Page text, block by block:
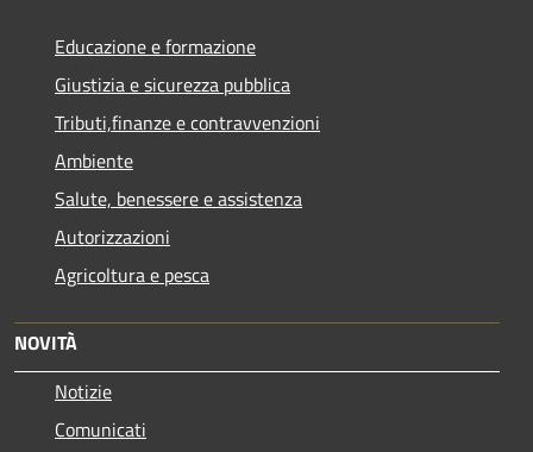
Educazione e formazione
Giustizia e sicurezza pubblica
Tributi,finanze e contravvenzioni
Ambiente
Salute, benessere e assistenza
Autorizzazioni
Agricoltura e pesca
NOVITÀ
Notizie
Comunicati